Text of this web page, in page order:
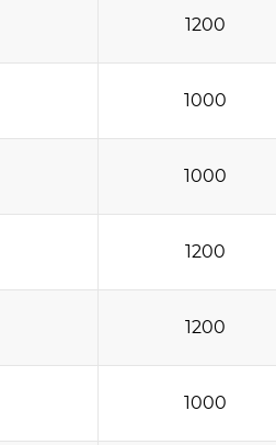
1200
1000
1000
1200
1200
1000